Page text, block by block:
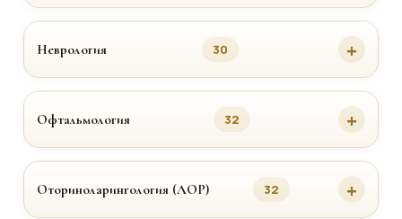
Неврология 30
Офтальмология 32
Оториноларингология (ЛОР) 32